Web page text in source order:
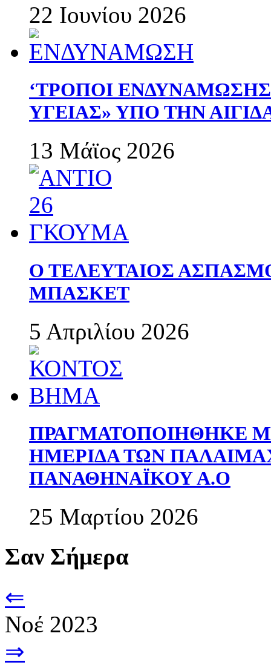
22 Ιουνίου 2026
‘ΤΡΟΠΟΙ
ΥΓΕΙΑΣ» ΥΠΟ ΤΗΝ
13 Μάϊος 2026
Ο ΤΕΛΕΥΤΑΙΟΣ
ΜΠΑΣΚΕΤ
5 Απριλίου 2026
ΠΡΑΓΜΑΤΟΠΟΙΗΘΗΚΕ
ΗΜΕΡΙΔΑ ΤΩΝ
ΠΑΝΑΘΗΝΑΪΚΟΥ Α.Ο
25 Μαρτίου 2026
Σαν Σήμερα
⇐
Νοέ 2023
⇒